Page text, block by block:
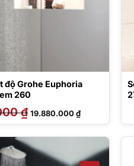
độ Grohe Euphoria
260
₫ Giá
gốc
là:
19.880.000₫Giá
hiện
tại
19.880.000 ₫.